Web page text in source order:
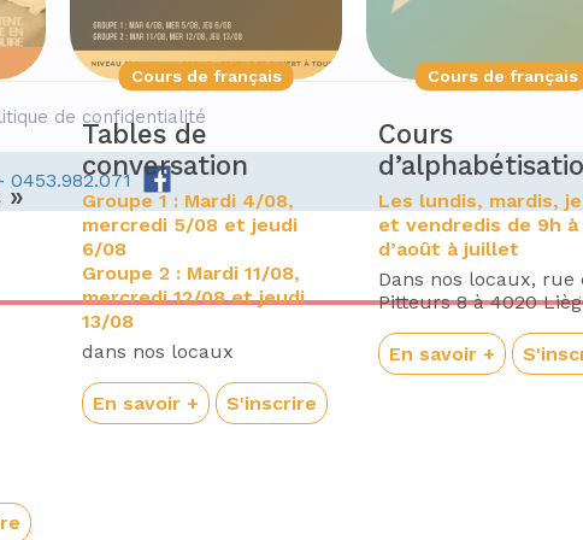
»
Cours de français
Tables de
conversation
Groupe 1 : Mardi 4/08,
mercredi 5/08 et jeudi
6/08
Groupe 2 : Mardi 11/08,
mercredi 12/08 et jeudi
13/08
dans nos locaux
En savoir + S'inscrire
Cours de français
Cours
Les lundis, mardis,
et vendredis de 9h à
d’août à juillet
Dans nos locaux, rue
Pitteurs 8 à 4020
En savoir +
de confidentialité
0453.982.071